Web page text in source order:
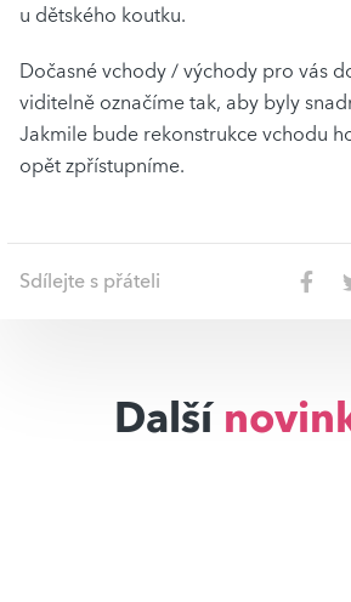
u dětského koutku.
Dočasné vchody / východy pro vás
viditelně označíme tak, aby byly
Jakmile bude rekonstrukce vchodu
opět zpřístupníme.
Sdílejte s přáteli
Další